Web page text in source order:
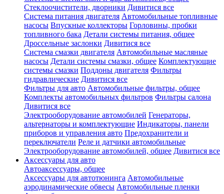
Стеклоочистители, дворники Дивитися все
Система питания двигателя Автомобильные топливные
насосы Впускные коллекторы Горловины, пробки
топливного бака Детали системы питания, общее
Дроссельные заслонки Дивитися все
Система смазки двигателя Автомобильные масляные
насосы Детали системы смазки, общее Комплектующие
системы смазки Поддоны двигателя Фильтры
гидравлические Дивитися все
Фильтры для авто Автомобильные фильтры, общее
Комплекты автомобильных фильтров Фильтры салона
Дивитися все
Электрооборудование автомобилей Генераторы,
альтернаторы и комплектующие Индикаторы, панели
приборов и управления авто Предохранители и
переключатели Реле и датчики автомобильные
Электрооборудование автомобилей, общее Дивитися все
Аксессуары для авто
Автоаксессуары, общее
Аксессуары для автотюнинга Автомобильные
аэродинамические обвесы Автомобильные пленки